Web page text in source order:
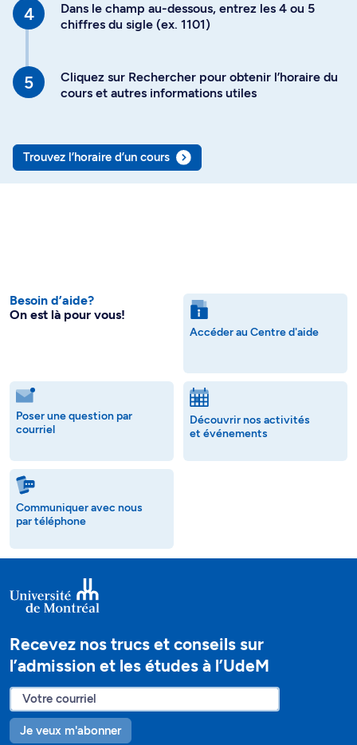
Dans le champ au-dessous, entrez les 4 ou 5
chiffres du sigle (ex. 1101)
Cliquez sur Rechercher pour obtenir l’horaire du
cours et autres informations utiles
Trouvez l’horaire d’un cours
Besoin d’aide?
On est là pour vous!
Accéder au Centre d'aide
Poser une question par
courriel
Découvrir nos activités
et événements
Communiquer avec nous
par téléphone
Recevez nos trucs et conseils sur
l’admission et les études à l’UdeM
Je veux m'abonner